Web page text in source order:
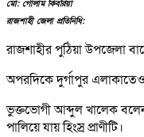
মো: গোলাম কিবরিয়া
রাজশাহী জেলা প্রতিনিধি:
রাজশাহীর পুঠিয়া উপজেলা
অপরদিকে দুর্গাপুর
ভুক্তভোগী আব্দুল খালেক
পালিয়ে যায় হিংস্র প্রাণীটি।